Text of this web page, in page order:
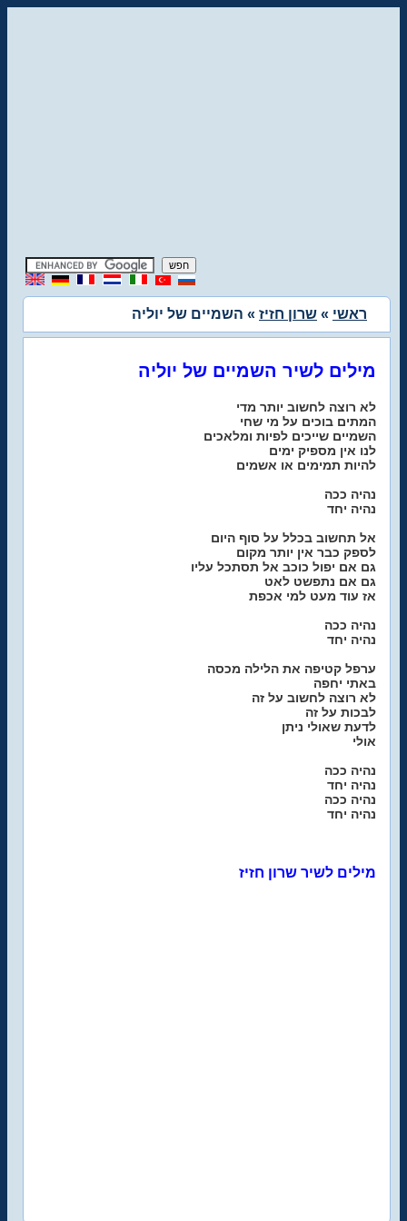
ראשי » שרון חזיז » השמיים של יוליה
מילים לשיר השמיים של יוליה
לא רוצה לחשוב יותר מדי
המתים בוכים על מי שחי
השמיים שייכים לפיות ומלאכים
לנו אין מספיק ימים
להיות תמימים או אשמים
נהיה ככה
נהיה יחד
אל תחשוב בכלל על סוף היום
לספק כבר אין יותר מקום
גם אם יפול כוכב אל תסתכל עליו
גם אם נתפשט לאט
אז עוד מעט למי אכפת
נהיה ככה
נהיה יחד
ערפל קטיפה את הלילה מכסה
באתי יחפה
לא רוצה לחשוב על זה
לבכות על זה
לדעת שאולי ניתן
אולי
נהיה ככה
נהיה יחד
נהיה ככה
נהיה יחד
מילים לשיר שרון חזיז